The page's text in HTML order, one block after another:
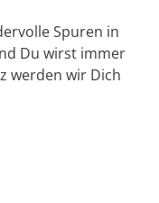
Spuren in
Du wirst immer
werden wir Dich